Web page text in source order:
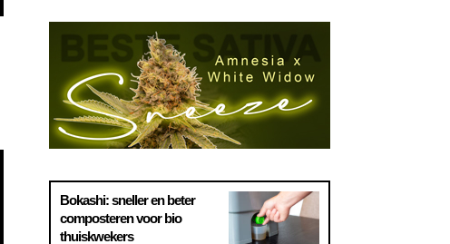
Bokashi: sneller en beter
composteren voor bio
thuiskwekers